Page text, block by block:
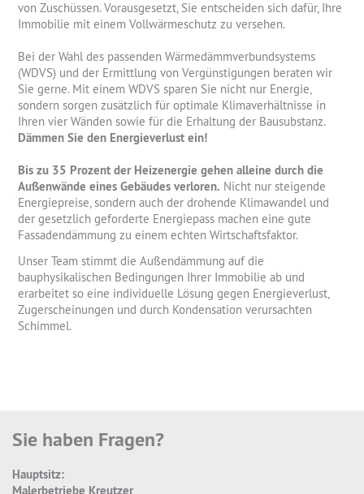
von Zuschüssen. Vorausgesetzt, Sie entscheiden sich dafür, Ihre
Immobilie mit einem Vollwärmeschutz zu versehen.
Bei der Wahl des passenden Wärmedämmverbundsystems
(WDVS) und der Ermittlung von Vergünstigungen beraten wir
Sie gerne. Mit einem WDVS sparen Sie nicht nur Energie,
sondern sorgen zusätzlich für optimale Klimaverhältnisse in
Ihren vier Wänden sowie für die Erhaltung der Bausubstanz.
Dämmen Sie den Energieverlust ein!
Bis zu 35 Prozent der Heizenergie gehen alleine durch die
Außenwände eines Gebäudes verloren. Nicht nur steigende
Energiepreise, sondern auch der drohende Klimawandel und
der gesetzlich geforderte Energiepass machen eine gute
Fassadendämmung zu einem echten Wirtschaftsfaktor.
Unser Team stimmt die Außendämmung auf die
bauphysikalischen Bedingungen Ihrer Immobilie ab und
erarbeitet so eine individuelle Lösung gegen Energieverlust,
Zugerscheinungen und durch Kondensation verursachten
Schimmel.
Sie haben Fragen?
Hauptsitz:
Malerbetriebe Kreutzer